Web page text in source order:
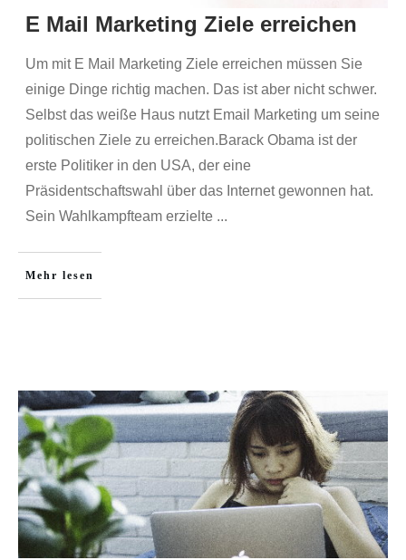
E Mail Marketing Ziele erreichen
Um mit E Mail Marketing Ziele erreichen müssen Sie
einige Dinge richtig machen. Das ist aber nicht schwer.
Selbst das weiße Haus nutzt Email Marketing um seine
politischen Ziele zu erreichen.Barack Obama ist der
erste Politiker in den USA, der eine
Präsidentschaftswahl über das Internet gewonnen hat.
Sein Wahlkampfteam erzielte ...
Mehr lesen